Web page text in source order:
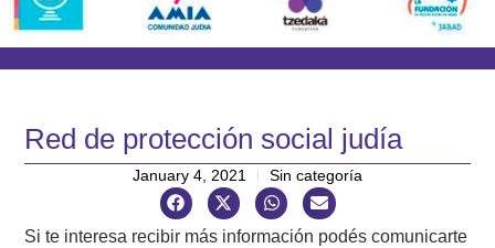
Red de protección social judía
January 4, 2021 Sin categoría
Si te interesa recibir más información podés comunicarte